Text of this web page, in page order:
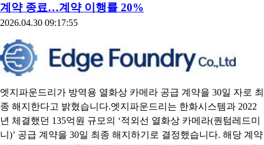
계약 종료…계약 이행률 20%
2026.04.30 09:17:55
엣지파운드리가 방역용 열화상 카메라 공급 계약을 30일 자로 최
종 해지한다고 밝혔습니다.엣지파운드리는 한화시스템과 2022
년 체결했던 135억원 규모의 ‘적외선 열화상 카메라(퀀텀레드미
니)’ 공급 계약을 30일 최종 해지하기로 결정했습니다. 해당 계약